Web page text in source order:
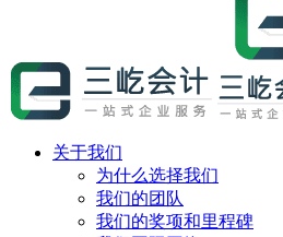
关于我们
为什么选择我们
我们的团队
我们的奖项和里程碑